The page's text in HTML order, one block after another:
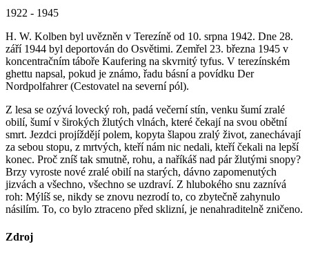
1922 - 1945
H. W. Kolben byl uvězněn v Terezíně od 10. srpna 1942. Dne 28.
září 1944 byl deportován do Osvětimi. Zemřel 23. března 1945 v
koncentračním táboře Kaufering na skvrnitý tyfus. V terezínském
ghettu napsal, pokud je známo, řadu básní a povídku Der
Nordpolfahrer (Cestovatel na severní pól).
Z lesa se ozývá lovecký roh, padá večerní stín, venku šumí zralé
obilí, šumí v širokých žlutých vlnách, které čekají na svou obětní
smrt. Jezdci projíždějí polem, kopyta šlapou zralý život, zanechávají
za sebou stopu, z mrtvých, kteří nám nic nedali, kteří čekali na lepší
konec. Proč zníš tak smutně, rohu, a naříkáš nad pár žlutými snopy?
Brzy vyroste nové zralé obilí na starých, dávno zapomenutých
jizvách a všechno, všechno se uzdraví. Z hlubokého snu zaznívá
roh: Mýlíš se, nikdy se znovu nezrodí to, co zbytečně zahynulo
násilím. To, co bylo ztraceno před sklizní, je nenahraditelně zničeno.
Zdroj